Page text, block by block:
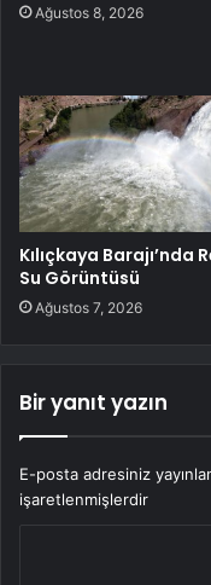
Ağustos 8, 2026
Kılıçkaya Barajı’nda
Su Görüntüsü
Ağustos 7, 2026
Bir yanıt yazın
E-posta adresiniz
işaretlenmişlerdir